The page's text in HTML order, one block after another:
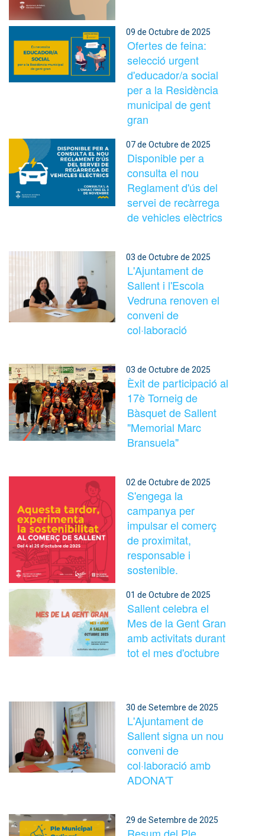
09 de Octubre de 2025
Ofertes de feina:
selecció urgent
d'educador/a social
per a la Residència
municipal de gent
gran
07 de Octubre de 2025
Disponible per a
consulta el nou
Reglament d'ús del
servei de recàrrega
de vehicles elèctrics
03 de Octubre de 2025
L'Ajuntament de
Sallent i l'Escola
Vedruna renoven el
conveni de
col·laboració
03 de Octubre de 2025
Èxit de participació al
17è Torneig de
Bàsquet de Sallent
"Memorial Marc
Bransuela"
02 de Octubre de 2025
S'engega la
campanya per
impulsar el comerç
de proximitat,
responsable i
sostenible.
01 de Octubre de 2025
Sallent celebra el
Mes de la Gent Gran
amb activitats durant
tot el mes d'octubre
30 de Setembre de 2025
L'Ajuntament de
Sallent signa un nou
conveni de
col·laboració amb
ADONA'T
29 de Setembre de 2025